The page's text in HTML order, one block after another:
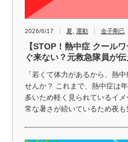
2026/6/17 夏 運動 金子剛己
【STOP！熱中症 クール
ぐ来ない？元救急隊員が
「若くて体力があるから、熱
せんか？ これまで、熱中症は
多いため軽く見られているイ
常な暑さが続いているため夜も